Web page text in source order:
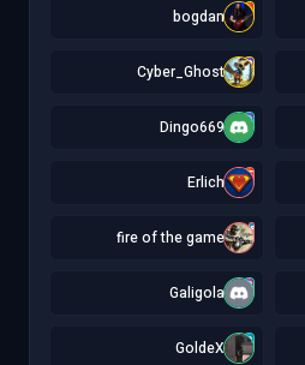
b
bogdan
C
Cyber_Ghost
D
Dingo669
E
Erlich
f
fire of the game
G
Galigola
G
GoldeX